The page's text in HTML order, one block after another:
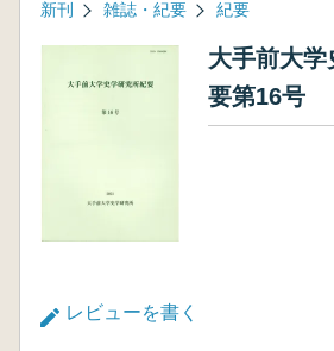
新刊 雑誌・紀要 紀要
大手前大
要第16号
レビューを書く